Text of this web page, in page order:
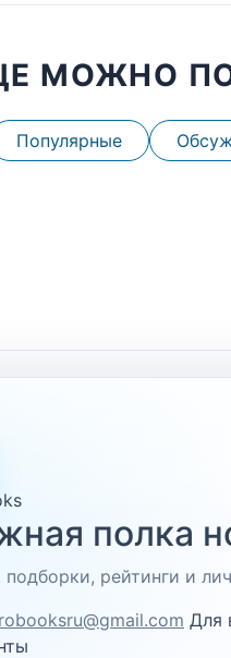
МОЖНО
Популярные
полка
подборки, рейтинги и
Для